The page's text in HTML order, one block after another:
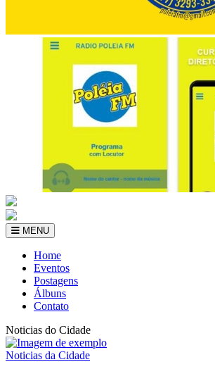
MENU
Home
Eventos
Postagens
Álbuns
Contato
Noticias do Cidade
Noticias da Cidade